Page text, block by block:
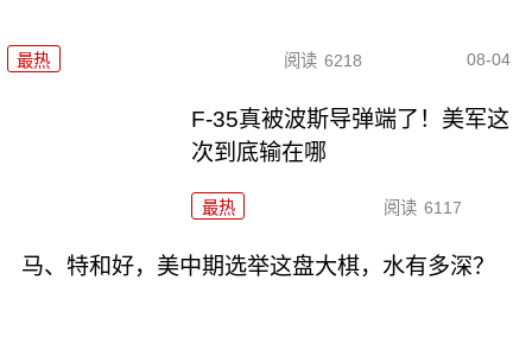
最热 阅读 6218 08-04
F-35真被波斯导弹端了！美军这
次到底输在哪
最热 阅读 6117
马、特和好，美中期选举这盘大棋，水有多深？